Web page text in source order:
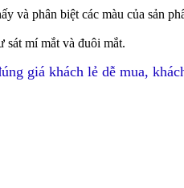
và phân biệt các màu của sản
sát mí mắt và đuôi mắt.
giá khách lẻ dễ mua,